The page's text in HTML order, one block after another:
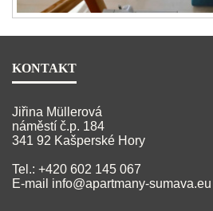
KONTAKT
Jiřina Müllerová
náměstí č.p. 184
341 92 Kašperské Hory
Tel.: +420 602 145 067
E-mail info@apartmany-sumava.eu